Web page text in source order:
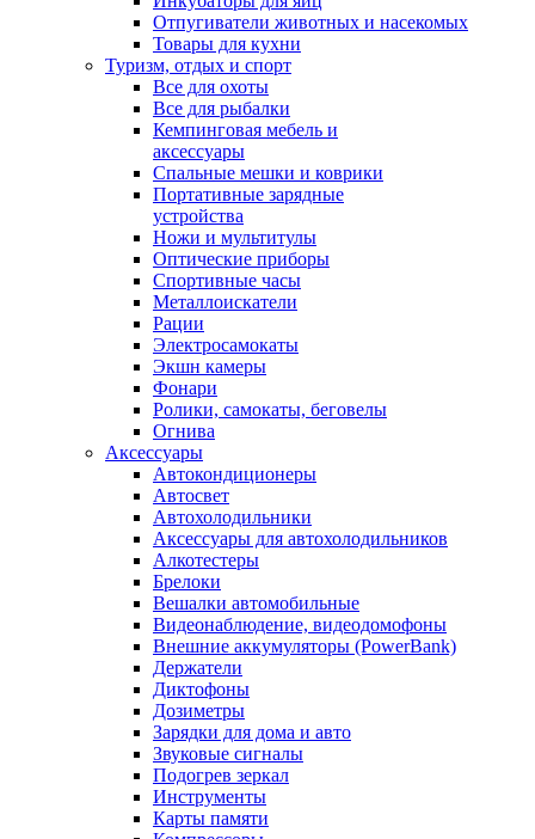
Отпугиватели животных и насекомых
Товары для кухни
Туризм, отдых и спорт
Все для охоты
Все для рыбалки
Кемпинговая мебель и
аксессуары
Спальные мешки и коврики
Портативные зарядные
устройства
Ножи и мультитулы
Оптические приборы
Спортивные часы
Металлоискатели
Рации
Электросамокаты
Экшн камеры
Фонари
Ролики, самокаты, беговелы
Огнива
Аксессуары
Автокондиционеры
Aвтосвет
Автохолодильники
Аксессуары для автохолодильников
Алкотестеры
Брелоки
Вешалки автомобильные
Видеонаблюдение, видеодомофоны
Внешние аккумуляторы (PowerBank)
Держатели
Диктофоны
Дозиметры
Зарядки для дома и авто
Звуковые сигналы
Подогрев зеркал
Инструменты
Карты памяти